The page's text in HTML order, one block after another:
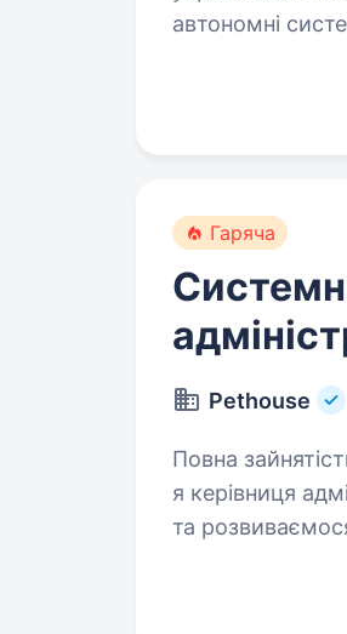
автономні
Гаряча
Pethouse
Повна зайнятість.
я керівниця
та